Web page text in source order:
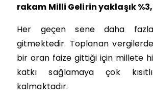
rakam Milli Gelirin yaklaşık
Her geçen sene daha
gitmektedir. Toplanan
bir oran faize gittiği için millete
katkı sağlamaya çok
kalmaktadır.